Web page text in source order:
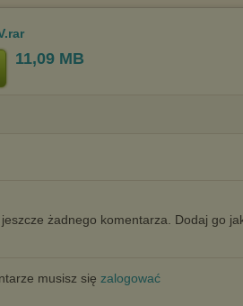
11,09 MB
żadnego komentarza. Dodaj go
musisz się zalogować